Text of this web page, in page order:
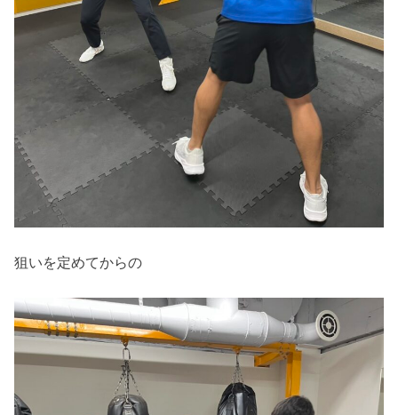
狙いを定めてからの